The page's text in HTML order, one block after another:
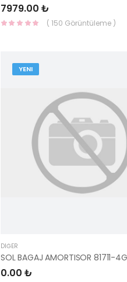
7979.00 ₺
( 150 Görüntüleme )
YENI
DIĞER
SOL BAGAJ AMORTISOR 81711-
0.00 ₺